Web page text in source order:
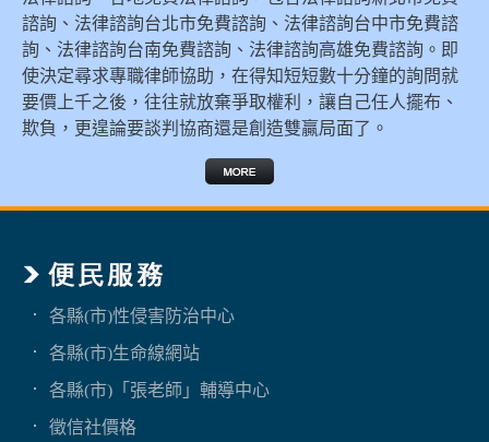
諮詢、法律諮詢台北市免費諮詢、法律諮詢台中市免費諮
詢、法律諮詢台南免費諮詢、法律諮詢高雄免費諮詢。即
使決定尋求專職律師協助，在得知短短數十分鐘的詢問就
要價上千之後，往往就放棄爭取權利，讓自己任人擺布、
欺負，更遑論要談判協商還是創造雙贏局面了。
各縣(市)性侵害防治中心
各縣(市)生命線網站
各縣(市)「張老師」輔導中心
徵信社價格